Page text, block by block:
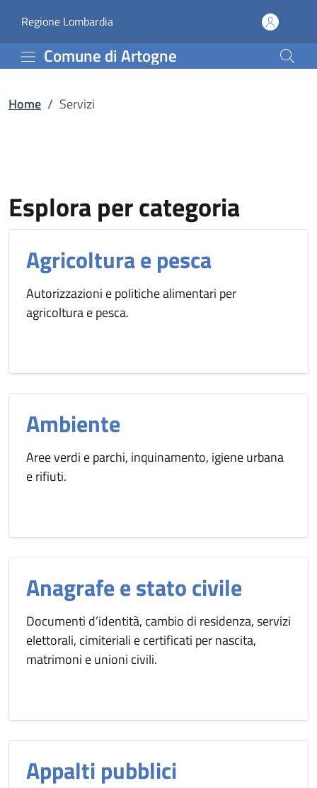
Servizi | Comune di
Regione Lombardia(apre in un'altra scheda).
Comune di Artogne
Home / Servizi
Esplora per categoria
Agricoltura e pesca
Autorizzazioni e politiche alimentari per
agricoltura e pesca.
Ambiente
Aree verdi e parchi, inquinamento, igiene urbana
e rifiuti.
Anagrafe e stato civile
Documenti d’identità, cambio di residenza, servizi
elettorali, cimiteriali e certificati per nascita,
matrimoni e unioni civili.
Appalti pubblici